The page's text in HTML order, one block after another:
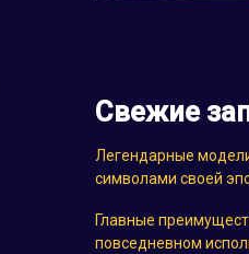
Свежие
Легендарные
символами своей
Главные
повседневном